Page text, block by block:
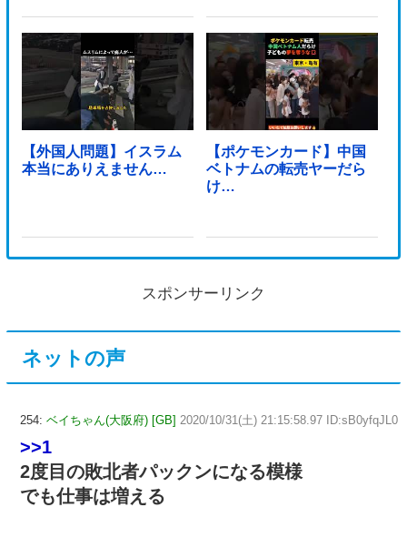
【外国人問題】イスラム
本当にありえません…
【ポケモンカード】中国
ベトナムの転売ヤーだら
け…
スポンサーリンク
ネットの声
254: ベイちゃん(大阪府) [GB] 2020/10/31(土) 21:15:58.97 ID:sB0yfqJL0
>>1
2度目の敗北者パックンになる模様
でも仕事は増える